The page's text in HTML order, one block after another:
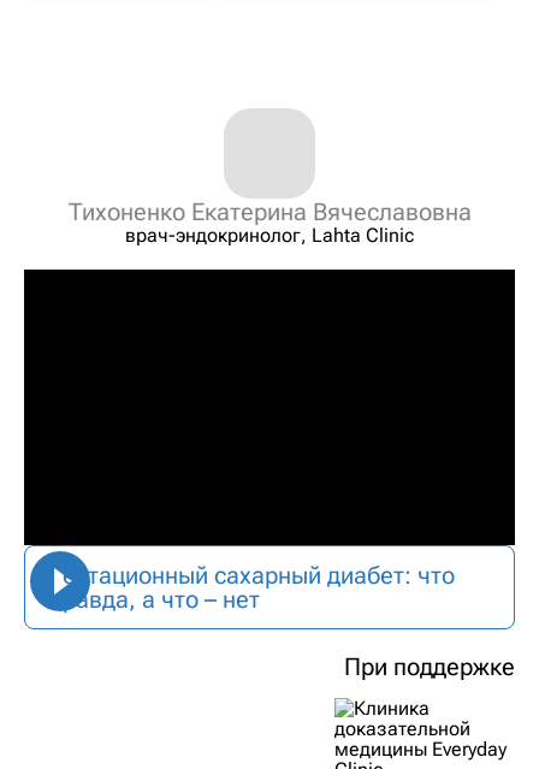
Тихоненко Екатерина Вячеславовна
врач-эндокринолог, Lahta Clinic
Гестационный сахарный диабет: что
правда, а что – нет
При поддержке